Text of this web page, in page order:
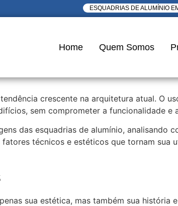
ESQUADRIAS DE ALUMÍNIO
Home Quem Somos
crescente na arquitetura atual. O
sem comprometer a funcionalidade e
das esquadrias de alumínio, analisando
técnicos e estéticos que tornam
sua estética, mas também sua